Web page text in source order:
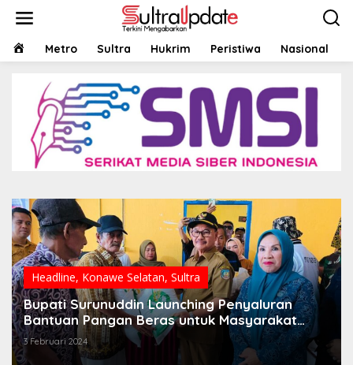
HOMEMetro Sultra Hukrim Peristiwa Nasional
Headline, Konawe Selatan, Sultra
Bupati Surunuddin Launching Penyaluran
Bantuan Pangan Beras untuk Masyarakat
Miskin
3 Februari 2024